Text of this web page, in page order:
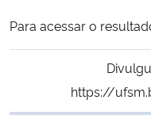
Ministério da Ciência,
Ministério do Meio Ambiente
Para acessar o
https://